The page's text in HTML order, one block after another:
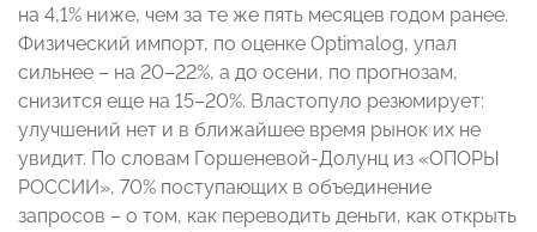
на 4,1% ниже, чем за те же пять месяцев годом ранее.
Физический импорт, по оценке Optimalog, упал
сильнее – на 20–22%, а до осени, по прогнозам,
снизится еще на 15–20%. Властопуло резюмирует:
улучшений нет и в ближайшее время рынок их не
увидит. По словам Горшеневой-Долунц из «ОПОРЫ
РОССИИ», 70% поступающих в объединение
запросов – о том, как переводить деньги, как открыть